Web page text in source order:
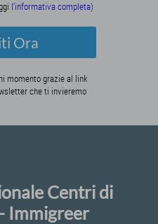
l'informativa completa)
Ora
momento grazie al link
che ti invieremo
Centri di
Immigreer